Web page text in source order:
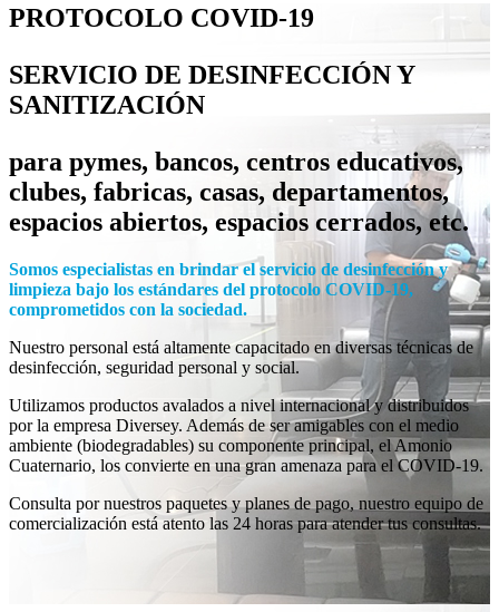
PROTOCOLO COVID-19
SERVICIO DE DESINFECCIÓN Y
SANITIZACIÓN
para pymes, bancos, centros educativos,
clubes, fabricas, casas, departamentos,
espacios abiertos, espacios cerrados, etc.
Somos especialistas en brindar el servicio de desinfección y
limpieza bajo los estándares del protocolo COVID-19,
comprometidos con la sociedad.
Nuestro personal está altamente capacitado en diversas técnicas de
desinfección, seguridad personal y social.
Utilizamos productos avalados a nivel internacional y distribuidos
por la empresa Diversey. Además de ser amigables con el medio
ambiente (biodegradables) su componente principal, el Amonio
Cuaternario, los convierte en una gran amenaza para el COVID-19.
Consulta por nuestros paquetes y planes de pago, nuestro equipo de
comercialización está atento las 24 horas para atender tus consultas.